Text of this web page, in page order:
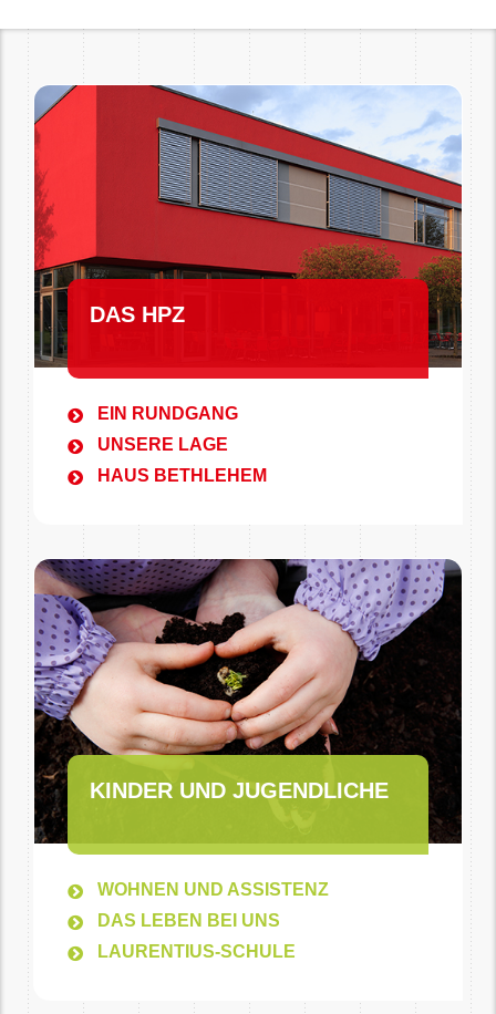
DAS HPZ
EIN RUNDGANG
UNSERE LAGE
HAUS BETHLEHEM
KINDER UND JUGENDLICHE
WOHNEN UND ASSISTENZ
DAS LEBEN BEI UNS
LAURENTIUS-SCHULE